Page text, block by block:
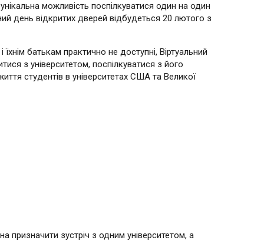
можливість поспілкуватися один на один
день відкритих дверей відбудеться 20 лютого з
батькам практично не доступні, Віртуальний
з університетом, поспілкуватися з його
студентів в університетах США та Великої
призначити зустріч з одним університетом, а